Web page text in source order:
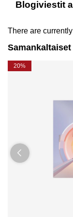
Blogiviestit
There are
20%